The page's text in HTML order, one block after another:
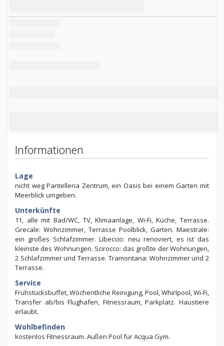
Informationen
Lage
nicht weg Pantelleria Zentrum, ein Oasis bei einem Garten mit
Meerblick umgeben.
Unterkünfte
11, alle mit Bad/WC, TV, Klimaanlage, Wi-Fi, Küche, Terrasse.
Grecale: Wohnzimmer, Terrasse Poolblick, Garten. Maestrale:
ein großes Schlafzimmer. Libeccio: neu renoviert, es ist das
kleinste des Wohnungen. Scirocco: das großte der Wohnungen,
2 Schlafzimmer und Terrasse. Tramontana: Wohnzimmer und 2
Terrasse.
Service
Frühstücksbuffet, Wöchentliche Reinigung, Pool, Whirlpool, Wi-Fi,
Transfer ab/bis Flughafen, Fitnessraum, Parkplatz. Haustiere
erlaubt.
Wohlbefinden
kostenlos Fitnessraum. Außen Pool für Acqua Gym.